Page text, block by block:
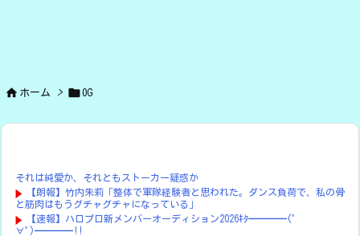
 ホーム > OG
それは純愛か、それともストーカー疑惑か
【朗報】竹内朱莉「整体で軍隊経験者と思われた。ダンス負荷で、私の骨
と筋肉はもうグチャグチャになっている」
【速報】ハロプロ新メンバーオーディション2026ｷﾀ━━━━(ﾟ
∀ﾟ)━━━━!!